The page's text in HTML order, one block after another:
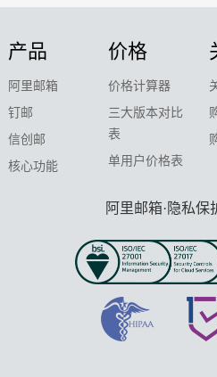
产品
阿里邮箱
钉邮
信创邮
核心功能
价格
价格计算器
三大版本对比
表
单用户价格表
阿里邮箱·隐私保